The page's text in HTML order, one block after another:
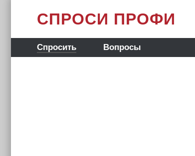
СПРОСИ ПРОФИ
Спросить Вопросы